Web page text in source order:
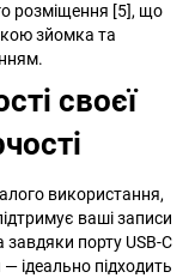
розміщення [5], що
зйомка та
своєї
використання,
ваші записи
завдяки порту USB-C
ідеально підходить